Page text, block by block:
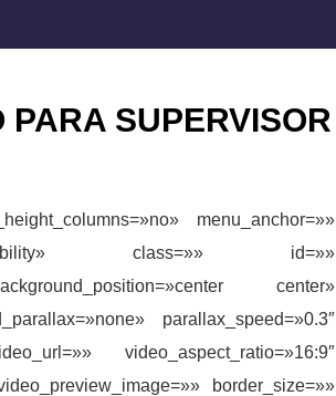
SUPERVISOR
menu_anchor=»»
visibility» class=»» id=»»
center»
parallax_speed=»0.3″
video_aspect_ratio=»16:9″
border_size=»»